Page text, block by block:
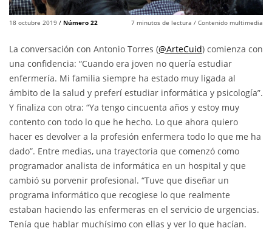
18 octubre 2019 / Número 22 7 minutos de lectura / Contenido multimedia
La conversación con Antonio Torres (@ArteCuid) comienza con
una confidencia: “Cuando era joven no quería estudiar
enfermería. Mi familia siempre ha estado muy ligada al
ámbito de la salud y preferí estudiar informática y psicología”.
Y finaliza con otra: “Ya tengo cincuenta años y estoy muy
contento con todo lo que he hecho. Lo que ahora quiero
hacer es devolver a la profesión enfermera todo lo que me ha
dado”. Entre medias, una trayectoria que comenzó como
programador analista de informática en un hospital y que
cambió su porvenir profesional. “Tuve que diseñar un
programa informático que recogiese lo que realmente
estaban haciendo las enfermeras en el servicio de urgencias.
Tenía que hablar muchísimo con ellas y ver lo que hacían.